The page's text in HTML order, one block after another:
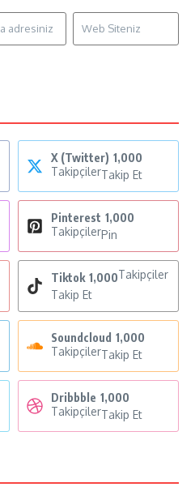
X (Twitter) 1,000
TakipçilerTakip Et
Pinterest 1,000
TakipçilerPin
Tiktok 1,000Takipçiler
Takip Et
Soundcloud 1,000
TakipçilerTakip Et
Dribbble 1,000
TakipçilerTakip Et